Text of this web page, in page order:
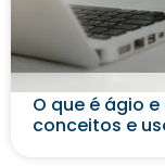
O que é ágio
conceitos e